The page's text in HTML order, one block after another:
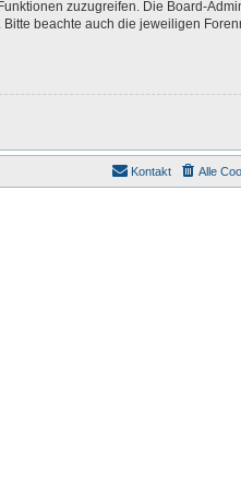
zuzugreifen. Die Board-
beachte auch die jeweiligen
Alle
Kontakt